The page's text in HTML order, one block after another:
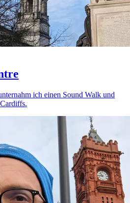
ich einen Sound Walk und